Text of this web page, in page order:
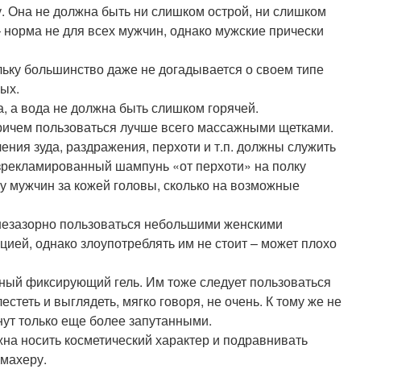
Она не должна быть ни слишком острой, ни слишком
не для всех мужчин, однако мужские прически
большинство даже не догадывается о своем типе
а вода не должна быть слишком горячей.
пользоваться лучше всего массажными щетками.
зуда, раздражения, перхоти и т.п. должны служить
шампунь «от перхоти» на полку
мужчин за кожей головы, сколько на возможные
пользоваться небольшими женскими
однако злоупотреблять им не стоит – может плохо
фиксирующий гель. Им тоже следует пользоваться
и выглядеть, мягко говоря, не очень. К тому же не
только еще более запутанными.
носить косметический характер и подравнивать